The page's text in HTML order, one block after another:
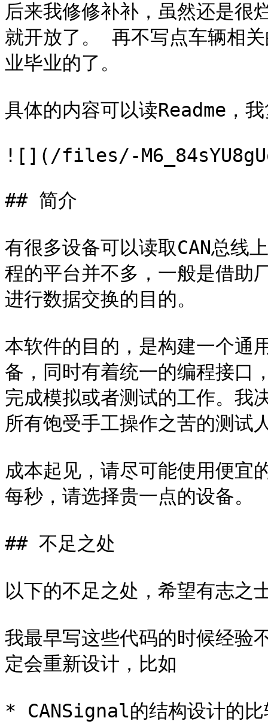
后来我修修补补，虽然还是很
就开放了。 再不写点车辆相
业毕业的了。
具体的内容可以读Readme，
![](/files/-
## 简介
有很多设备可以读取CAN总线
程的平台并不多，一般是借助
进行数据交换的目的。
本软件的目的，是构建一个通
备，同时有着统一的编程接口
完成模拟或者测试的工作。我
所有饱受手工操作之苦的测试
成本起见，请尽可能使用便宜
每秒，请选择贵一点的设备。
## 不足之处
以下的不足之处，希望有志之
我最早写这些代码的时候经验
定会重新设计，比如
* CANSignal的结构设计的比